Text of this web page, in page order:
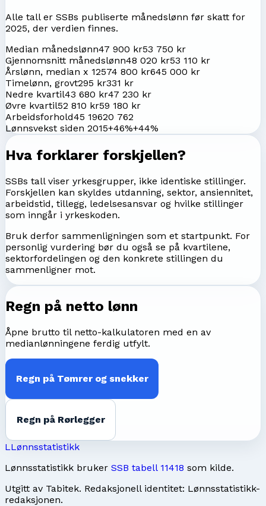
Alle tall er SSBs publiserte månedslønn før skatt for
2025, der verdien finnes.
Median månedslønn47 900 kr53 750 kr
Gjennomsnitt månedslønn48 020 kr53 110 kr
Årslønn, median x 12574 800 kr645 000 kr
Timelønn, grovt295 kr331 kr
Nedre kvartil43 680 kr47 230 kr
Øvre kvartil52 810 kr59 180 kr
Arbeidsforhold45 19620 762
Lønnsvekst siden 2015+46%+44%
Hva forklarer forskjellen?
SSBs tall viser yrkesgrupper, ikke identiske stillinger.
Forskjellen kan skyldes utdanning, sektor, ansiennitet,
arbeidstid, tillegg, ledelsesansvar og hvilke stillinger
som inngår i yrkeskoden.
Bruk derfor sammenligningen som et startpunkt. For
personlig vurdering bør du også se på kvartilene,
sektorfordelingen og den konkrete stillingen du
sammenligner mot.
Regn på netto lønn
Åpne brutto til netto-kalkulatoren med en av
medianlønningene ferdig utfylt.
Regn på Tømrer og snekker
Regn på Rørlegger
LLønnsstatistikk
Lønnsstatistikk bruker SSB tabell 11418 som kilde.
Utgitt av Tabitek. Redaksjonell identitet: Lønnsstatistikk-
redaksjonen.